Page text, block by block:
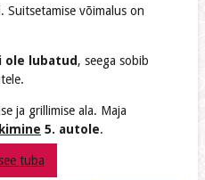
Suitsetamise võimalus on
ole lubatud , seega sobib
ja grillimise ala. Maja
5. autole.
tuba